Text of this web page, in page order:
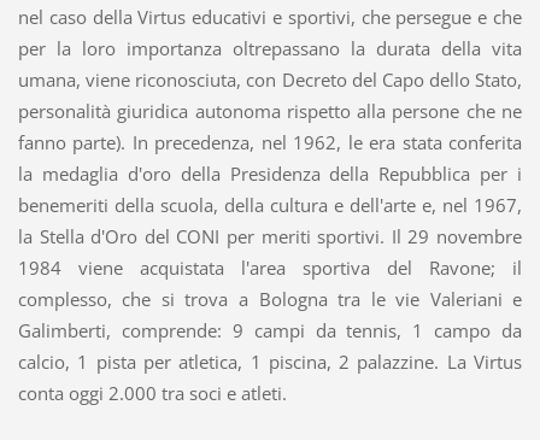
nel caso della Virtus educativi e sportivi, che persegue e che
per la loro importanza oltrepassano la durata della vita
umana, viene riconosciuta, con Decreto del Capo dello Stato,
personalità giuridica autonoma rispetto alla persone che ne
fanno parte). In precedenza, nel 1962, le era stata conferita
la medaglia d'oro della Presidenza della Repubblica per i
benemeriti della scuola, della cultura e dell'arte e, nel 1967,
la Stella d'Oro del CONI per meriti sportivi. Il 29 novembre
1984 viene acquistata l'area sportiva del Ravone; il
complesso, che si trova a Bologna tra le vie Valeriani e
Galimberti, comprende: 9 campi da tennis, 1 campo da
calcio, 1 pista per atletica, 1 piscina, 2 palazzine. La Virtus
conta oggi 2.000 tra soci e atleti.